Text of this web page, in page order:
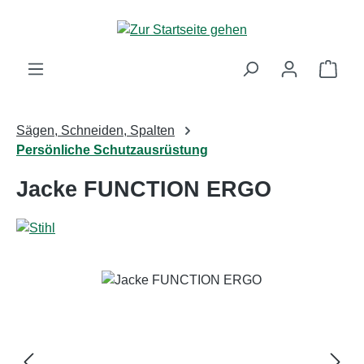
Zum Hauptinhalt springen
Sägen, Schneiden, Spalten
Persönliche Schutzausrüstung
Jacke FUNCTION ERGO
Bildergalerie überspringen